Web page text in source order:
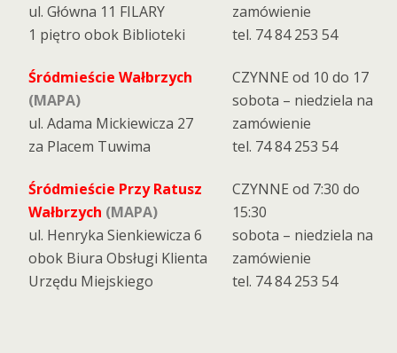
ul. Główna 11 FILARY
1 piętro obok Biblioteki
zamówienie
tel. 74 84 253 54
Śródmieście Wałbrzych
(MAPA)
ul. Adama Mickiewicza 27
za Placem Tuwima
CZYNNE od 10 do 17
sobota – niedziela na
zamówienie
tel. 74 84 253 54
Śródmieście Przy Ratusz
Wałbrzych (MAPA)
ul. Henryka Sienkiewicza 6
obok Biura Obsługi Klienta
Urzędu Miejskiego
CZYNNE od 7:30 do
15:30
sobota – niedziela na
zamówienie
tel. 74 84 253 54